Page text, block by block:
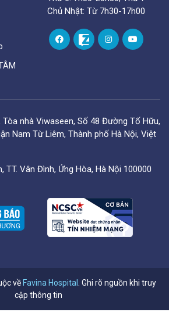
Chủ Nhật: Từ 7h30-17h00
Tòa nhà Viwaseen, Số 48 Đường Tố Hữu,
Nam Từ Liêm, Thành phố Hà Nội, Việt
TT. Vân Đình, Ứng Hòa, Hà Nội 100000
về Favina Hospital
. Ghi rõ nguồn khi truy
cập thông tin